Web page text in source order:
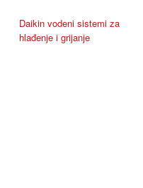
Daikin vodeni sistemi za
hlađenje i grijanje